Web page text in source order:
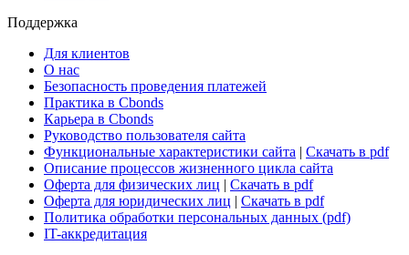
Поддержка
Для клиентов
О нас
Безопасность проведения платежей
Практика в Cbonds
Карьера в Cbonds
Руководство пользователя сайта
Функциональные характеристики сайта | Скачать в pdf
Описание процессов жизненного цикла сайта
Оферта для физических лиц | Скачать в pdf
Оферта для юридических лиц | Скачать в pdf
Политика обработки персональных данных (pdf)
IT-аккредитация